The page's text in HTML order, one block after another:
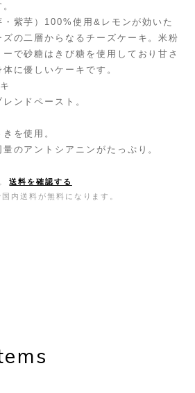
紫芋）100%使用&レモンが効いた
の二層からなるチーズケーキ。米粉
で砂糖はきび糖を使用しており甘さ
に優しいケーキです。
ンドペースト。
を使用。
のアントシアニンがたっぷり。
送料を確認する
内送料が無料になります。